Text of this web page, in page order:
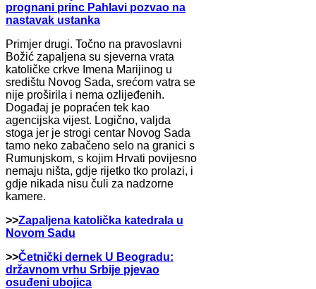
prognani princ Pahlavi pozvao na
nastavak ustanka
Primjer drugi. Točno na pravoslavni
Božić zapaljena su sjeverna vrata
katoličke crkve Imena Marijinog u
središtu Novog Sada, srećom vatra se
nije proširila i nema ozlijeđenih.
Događaj je popraćen tek kao
agencijska vijest. Logično, valjda
stoga jer je strogi centar Novog Sada
tamo neko zabačeno selo na granici s
Rumunjskom, s kojim Hrvati povijesno
nemaju ništa, gdje rijetko tko prolazi, i
gdje nikada nisu čuli za nadzorne
kamere.
>>Zapaljena katolička katedrala u
Novom Sadu
>>Četnički dernek U Beogradu:
državnom vrhu Srbije pjevao
osuđeni ubojica